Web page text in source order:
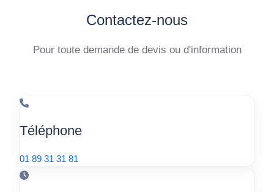
Contactez-nous
Pour toute demande de devis ou d'information
Téléphone
01 89 31 31 81